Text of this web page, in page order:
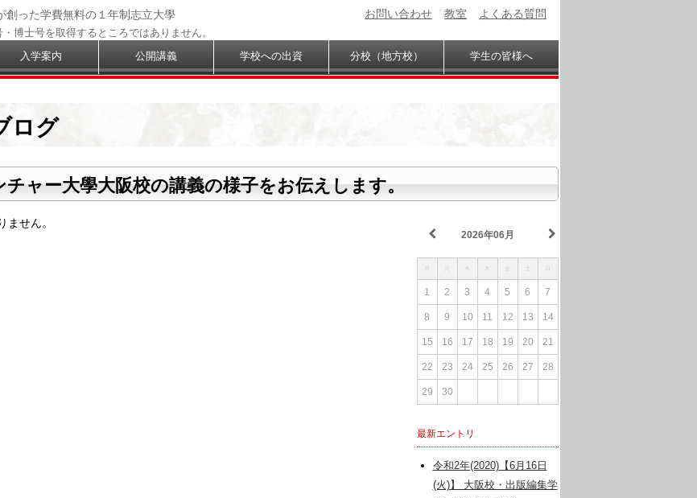
創った学費無料の１年制志立大學
博士号を取得するところではありません。
お問い合わせ 教室 よくある質問
入学案内 公開講義 学校への出資 分校（地方校） 学生の皆様へ
ログ
チャー大學大阪校の講義の様子をお伝えします。
ません。
2026年06月
1 2 3 4 5 6 7
8 9 10 11 12 13 14
15 16 17 18 19 20 21
22 23 24 25 26 27 28
29 30
最新エントリ
令和2年(2020)【6月16日
(火)】 大阪校・出版編集学